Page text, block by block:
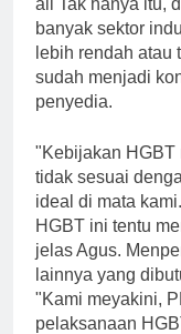
banyak sektor
lebih rendah atau
sudah menjadi
penyedia.
"Kebijakan HGBT
tidak sesuai
ideal di mata
HGBT ini tentu
jelas Agus.
lainnya yang
"Kami meyakini,
pelaksanaan